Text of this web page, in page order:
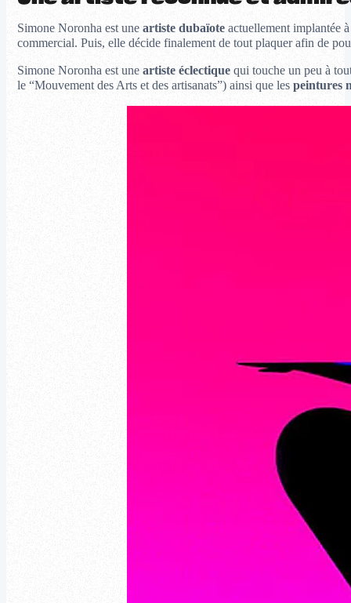
Simone Noronha est une artiste dubaïoteactuellement implantée
commercial. Puis, elle décide finalement de tout plaquer afin de
Simone Noronha est une artiste éclectiquequi touche un peu à
le “Mouvement des Arts et des artisanats”) ainsi que les peintures